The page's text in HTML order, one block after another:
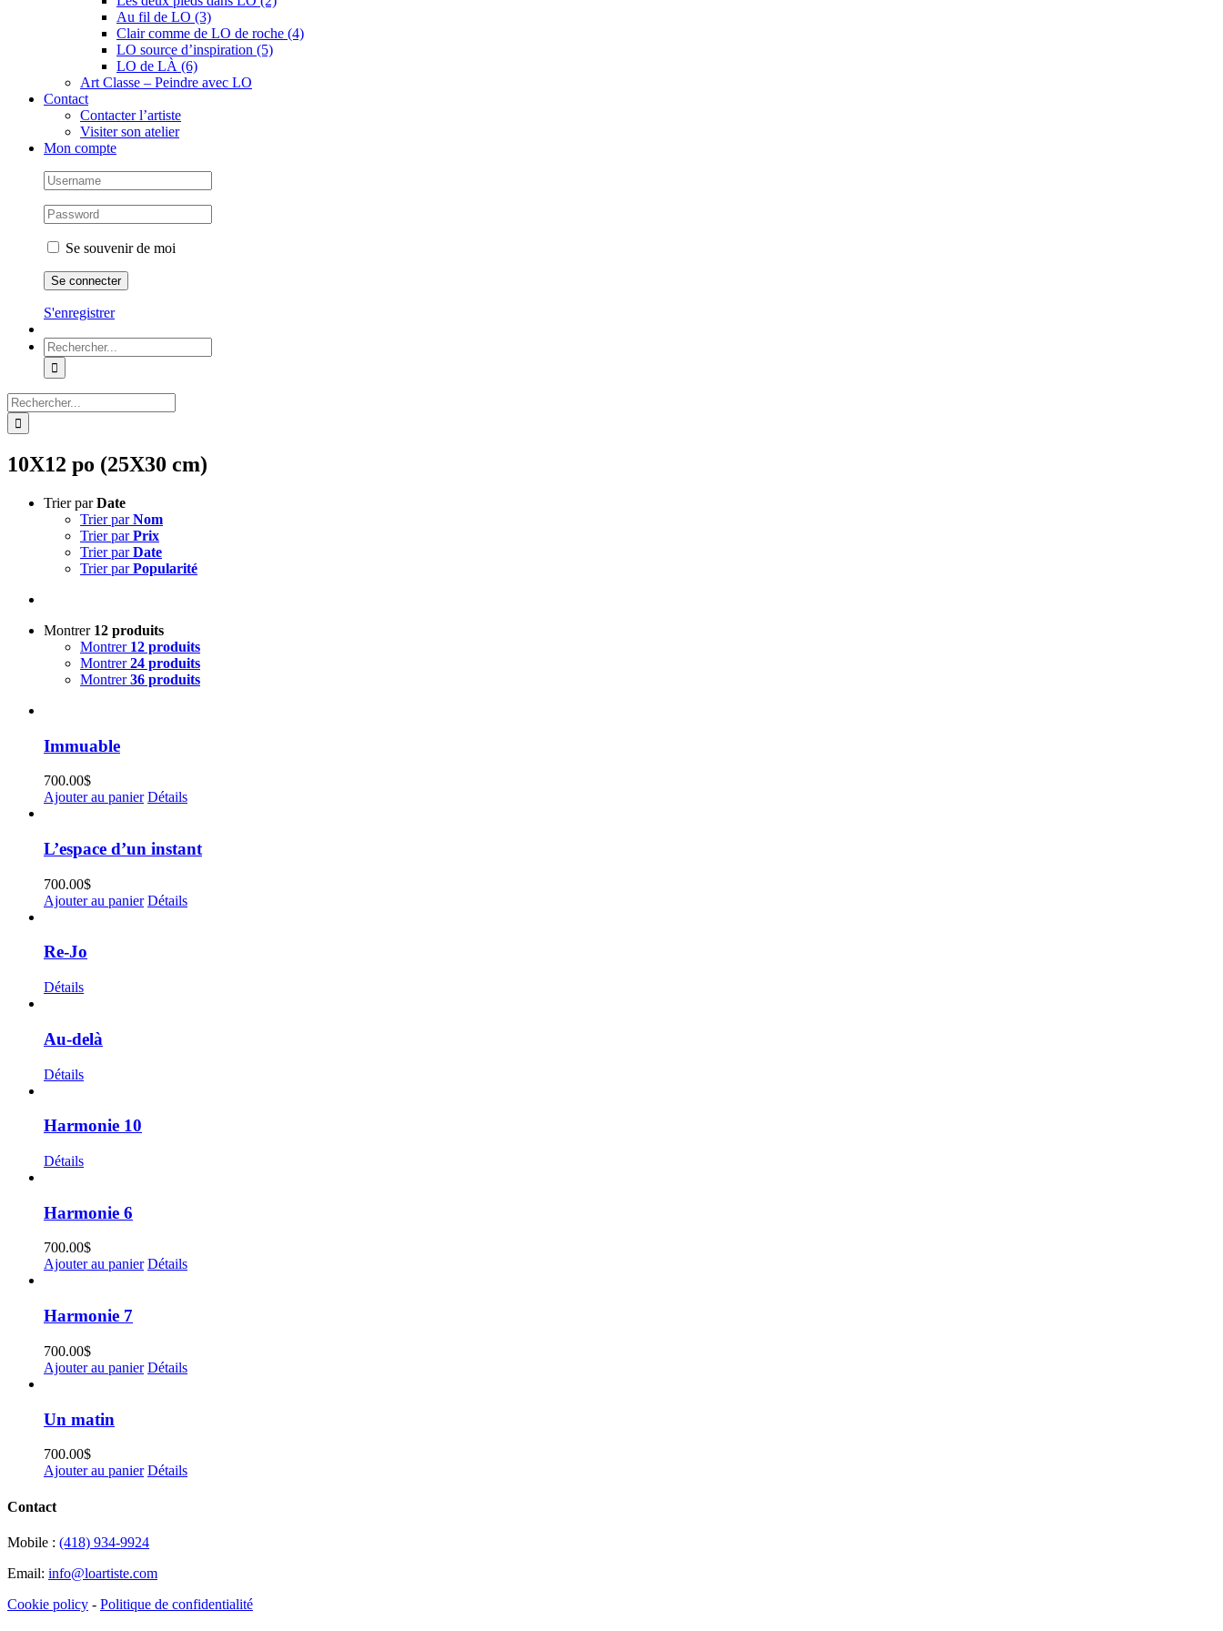
Au fil de LO (3)
Clair comme de LO de roche (4)
LO source d’inspiration (5)
LO de LÀ (6)
Art Classe – Peindre avec LO
Contact
Contacter l’artiste
Visiter son atelier
Mon compte
Se souvenir de moi
S'enregistrer
Rechercher:
Rechercher:
10X12 po (25X30 cm)
Trier parDate
Trier parNom
Trier parPrix
Trier parDate
Trier parPopularité
Montrer 12 produits
Montrer 12 produits
Montrer24 produits
Montrer36 produits
Immuable
700.00$
Ajouter au panier Détails
L’espace d’un instant
700.00$
Ajouter au panier Détails
Re-Jo
Détails
Au-delà
Détails
Harmonie 10
Détails
Harmonie 6
700.00$
Ajouter au panier Détails
Harmonie 7
700.00$
Ajouter au panier Détails
Un matin
700.00$
Ajouter au panier Détails
Contact
Mobile : (418) 934-9924
Email: info@loartiste.com
Cookie policy - Politique de confidentialité